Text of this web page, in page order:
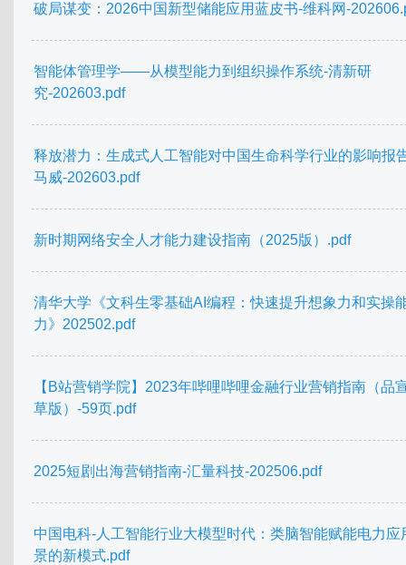
破局谋变：2026中国新型储能应用蓝皮书-维科网-
智能体管理学——从模型能力到组织操作系统-清新研
究-202603.pdf
释放潜力：生成式人工智能对中国生命科学行业的影响报
马威-202603.pdf
新时期网络安全人才能力建设指南（2025版）.pdf
清华大学《文科生零基础AI编程：快速提升想象力和实操
力》202502.pdf
【B站营销学院】2023年哔哩哔哩金融行业营销指南（品
草版）-59页.pdf
2025短剧出海营销指南-汇量科技-202506.pdf
中国电科-人工智能行业大模型时代：类脑智能赋能电力应
景的新模式.pdf